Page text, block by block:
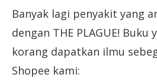
Banyak lagi penyakit yang
dengan THE PLAGUE!
korang dapatkan ilmu
Shopee kami: